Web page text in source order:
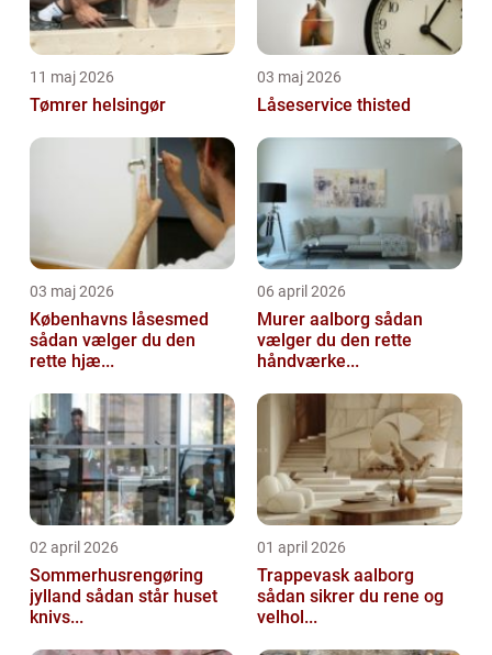
11 maj 2026
Tømrer helsingør
03 maj 2026
Låseservice thisted
03 maj 2026
Københavns låsesmed
sådan vælger du den
rette hjæ...
06 april 2026
Murer aalborg sådan
vælger du den rette
håndværke...
02 april 2026
Sommerhusrengøring
jylland sådan står huset
knivs...
01 april 2026
Trappevask aalborg
sådan sikrer du rene og
velhol...